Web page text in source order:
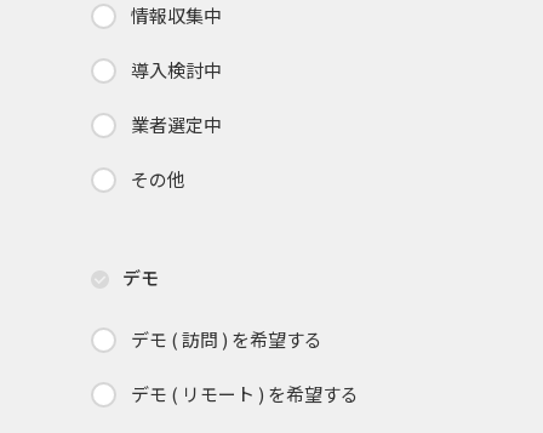
情報収集中
導入検討中
業者選定中
その他
デモ
デモ ( 訪問 ) を希望する
デモ ( リモート ) を希望する